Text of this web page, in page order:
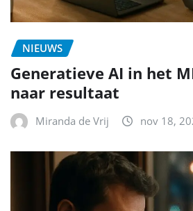
NIEUWS
Generatieve AI in het
naar resultaat
Miranda de Vrij nov 18,